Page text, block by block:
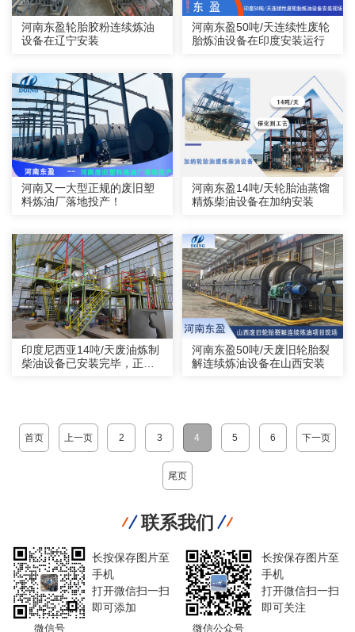
河南东盈轮胎胶粉连续炼油
设备在辽宁安装
河南东盈50吨/天连续性废轮
胎炼油设备在印度安装运行
河南又一大型正规的废旧塑
料炼油厂落地投产！
河南东盈14吨/天轮胎油蒸馏
精炼柴油设备在加纳安装
印度尼西亚14吨/天废油炼制
柴油设备已安装完毕，正式
河南东盈50吨/天废旧轮胎裂
解连续炼油设备在山西安装
首页 上一页 2 3 4 5 6 下一页
尾页
联系我们
微信号
长按保存图片至
手机
打开微信扫一扫
即可添加
微信公众号
长按保存图片至
手机
打开微信扫一扫
即可关注